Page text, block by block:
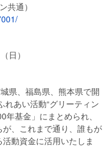
共通）
日）
県、福島県、熊本県で開
あい活動“グリーティン
年基金」にまとめられ、
、これまで通り、誰もが
動資金に活用いたしま